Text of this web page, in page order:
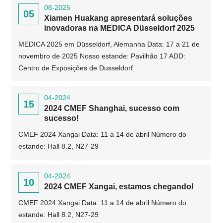
05
08-2025
Xiamen Huakang apresentará soluções
inovadoras na MEDICA Düsseldorf 2025
MEDICA 2025 em Düsseldorf, Alemanha Data: 17 a 21 de
novembro de 2025 Nosso estande: Pavilhão 17 ADD:
Centro de Exposições de Dusseldorf
15
04-2024
2024 CMEF Shanghai, sucesso com
sucesso!
CMEF 2024 Xangai Data: 11 a 14 de abril Número do
estande: Hall 8.2, N27-29
10
04-2024
2024 CMEF Xangai, estamos chegando!
CMEF 2024 Xangai Data: 11 a 14 de abril Número do
estande: Hall 8.2, N27-29